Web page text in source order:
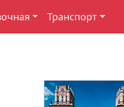
Транспорт